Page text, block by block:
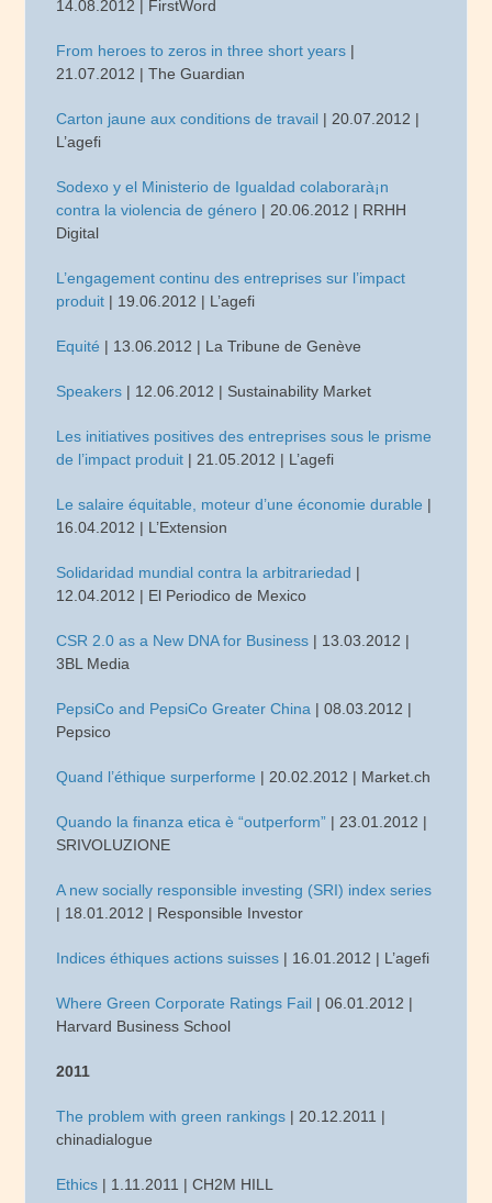
14.08.2012 | FirstWord
From heroes to zeros in three short years |
21.07.2012 | The Guardian
Carton jaune aux conditions de travail | 20.07.2012 |
L’agefi
Sodexo y el Ministerio de Igualdad colaborarà¡n
contra la violencia de género | 20.06.2012 | RRHH
Digital
L’engagement continu des entreprises sur l’impact
produit | 19.06.2012 | L’agefi
Equité | 13.06.2012 | La Tribune de Genève
Speakers | 12.06.2012 | Sustainability Market
Les initiatives positives des entreprises sous le prisme
de l’impact produit | 21.05.2012 | L’agefi
Le salaire équitable, moteur d’une économie durable |
16.04.2012 | L’Extension
Solidaridad mundial contra la arbitrariedad |
12.04.2012 | El Periodico de Mexico
CSR 2.0 as a New DNA for Business | 13.03.2012 |
3BL Media
PepsiCo and PepsiCo Greater China | 08.03.2012 |
Pepsico
Quand l’éthique surperforme | 20.02.2012 | Market.ch
Quando la finanza etica è “outperform” | 23.01.2012 |
SRIVOLUZIONE
A new socially responsible investing (SRI) index series
| 18.01.2012 | Responsible Investor
Indices éthiques actions suisses | 16.01.2012 | L’agefi
Where Green Corporate Ratings Fail | 06.01.2012 |
Harvard Business School
2011
The problem with green rankings | 20.12.2011 |
chinadialogue
Ethics | 1.11.2011 | CH2M HILL